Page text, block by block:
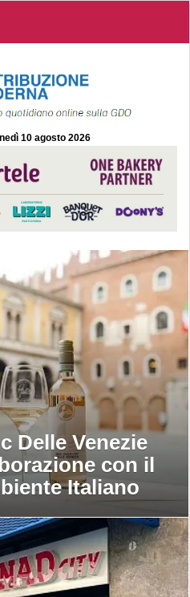
10 agosto 2026
Delle Venezie
con il
Italiano